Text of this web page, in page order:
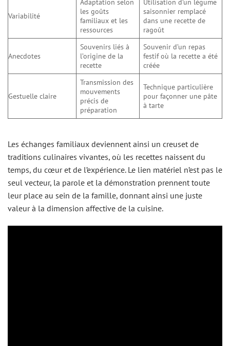
Variabilité
les goûts
familiaux et les
ressources
saisonnier remplacé
dans une recette de
ragoût
Anecdotes
Souvenirs liés à
l’origine de la
recette
Souvenir d’un repas
festif où la recette a été
créée
Gestuelle claire
Transmission des
mouvements
précis de
préparation
Technique particulière
pour façonner une pâte
à tarte
Les échanges familiaux deviennent ainsi un creuset de
traditions culinaires vivantes, où les recettes naissent du
temps, du cœur et de l’expérience. Le lien matériel n’est pas le
seul vecteur, la parole et la démonstration prennent toute
leur place au sein de la famille, donnant ainsi une juste
valeur à la dimension affective de la cuisine.